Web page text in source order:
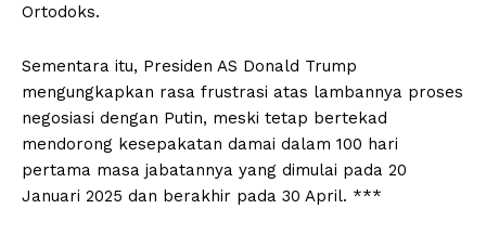
Ortodoks.
Sementara itu, Presiden AS Donald Trump
mengungkapkan rasa frustrasi atas lambannya proses
negosiasi dengan Putin, meski tetap bertekad
mendorong kesepakatan damai dalam 100 hari
pertama masa jabatannya yang dimulai pada 20
Januari 2025 dan berakhir pada 30 April. ***